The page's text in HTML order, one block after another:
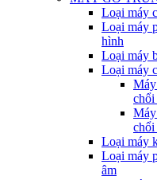
Loại máy
Loại máy
hình
Loại máy
Loại máy
chổi
chổi
Loại máy
Loại máy
âm